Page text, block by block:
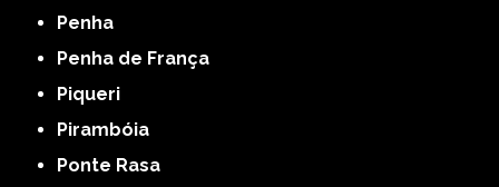
Penha
Penha de França
Piqueri
Pirambóia
Ponte Rasa